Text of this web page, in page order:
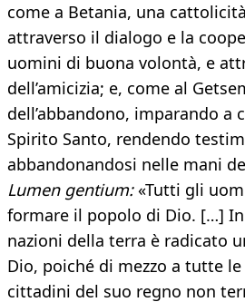
come a Betania, una
attraverso il dialogo e la
uomini di buona volontà, e
dell’amicizia; e, come al
dell’abbandono, imparando a
Spirito Santo, rendendo
abbandonandosi nelle mani
Lumen gentium:«Tutti gli
formare il popolo di Dio. […]
nazioni della terra è radicato
Dio, poiché di mezzo a tutte
cittadini del suo regno non